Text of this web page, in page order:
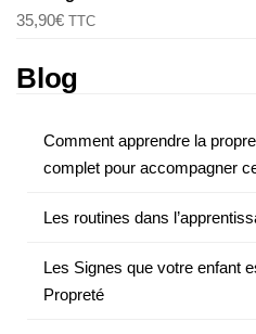
35,90€ TTC
Blog
Comment apprendre la
complet pour accompagner
Les routines dans
Les Signes que votre enfant
Propreté